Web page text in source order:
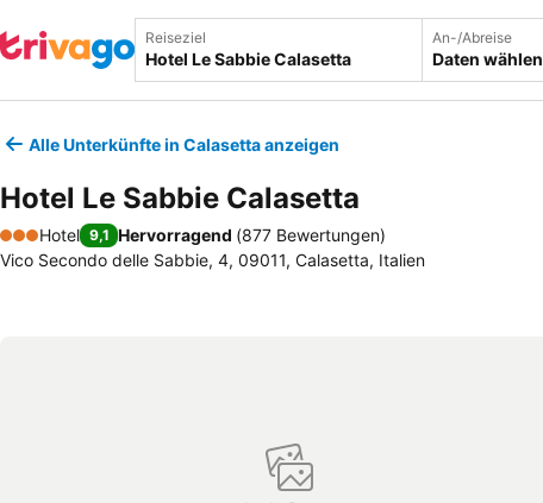
Reiseziel An-/Abreise
Daten wählen
Alle Unterkünfte in Calasetta anzeigen
Hotel Le Sabbie Calasetta
3 Sterne
Hotel 9,1 Hervorragend (877 Bewertungen)
Vico Secondo delle Sabbie, 4, 09011, Calasetta, Italien